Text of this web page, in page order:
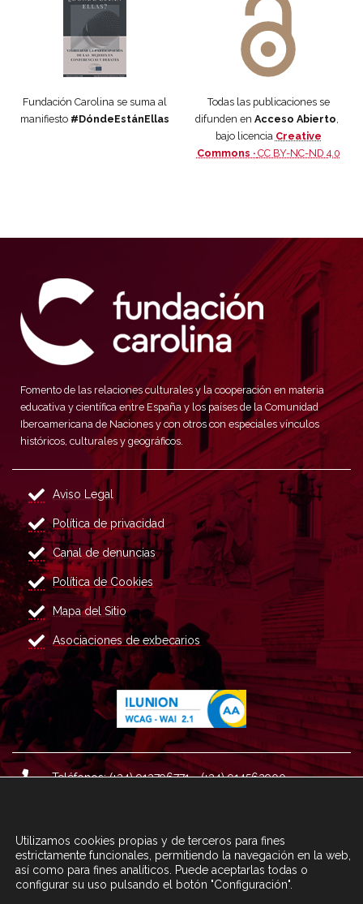
Fundación Carolina se suma al
manifiesto #DóndeEstánEllas
Todas las publicaciones se
difunden en Acceso Abierto
bajo licencia Creative
Commons · CC BY-NC-ND 4.0
Fomento de las relaciones culturales y la cooperación en materia
educativa y científica entre España y los países de la Comunidad
Iberoamericana de Naciones y con otros con especiales vínculos
históricos, culturales y geográficos.
Aviso Legal
Política de privacidad
Canal de denuncias
Política de Cookies
Mapa del Sitio
Asociaciones de exbecarios
Teléfonos: (+34) 913796771 - (+34) 914562900
Correo : informacion@fundacioncarolina.es
CONTACTA CON FCA TRAVÉS DEL
Utilizamos cookies propias y de terceros para fines
estrictamente funcionales, permitiendo la navegación en la web,
así como para fines analíticos. Puede aceptarlas todas o
configurar su uso pulsando el botón "Configuración".